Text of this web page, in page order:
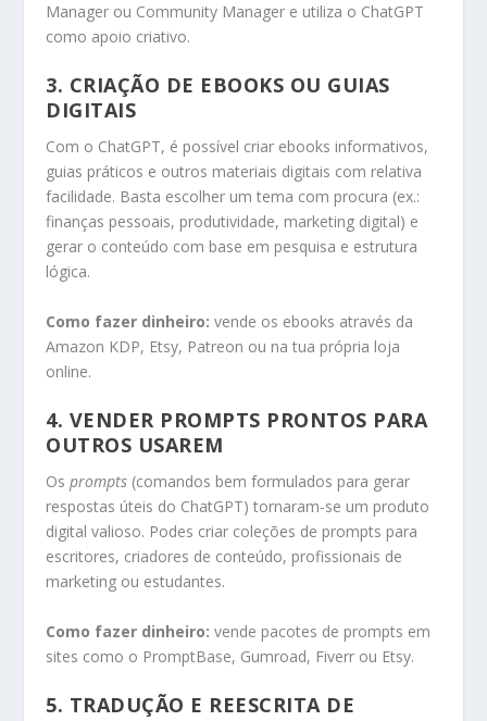
Manager ou Community Manager e utiliza o ChatGPT
como apoio criativo.
3. CRIAÇÃO DE EBOOKS OU GUIAS
DIGITAIS
Com o ChatGPT, é possível criar ebooks informativos,
guias práticos e outros materiais digitais com relativa
facilidade. Basta escolher um tema com procura (ex.:
finanças pessoais, produtividade, marketing digital) e
gerar o conteúdo com base em pesquisa e estrutura
lógica.
Como fazer dinheiro: vende os ebooks através da
Amazon KDP, Etsy, Patreon ou na tua própria loja
online.
4. VENDER PROMPTS PRONTOS PARA
OUTROS USAREM
Osprompts (comandos bem formulados para gerar
respostas úteis do ChatGPT) tornaram-se um produto
digital valioso. Podes criar coleções de prompts para
escritores, criadores de conteúdo, profissionais de
marketing ou estudantes.
Como fazer dinheiro: vende pacotes de prompts em
sites como o PromptBase, Gumroad, Fiverr ou Etsy.
5. TRADUÇÃO E REESCRITA DE